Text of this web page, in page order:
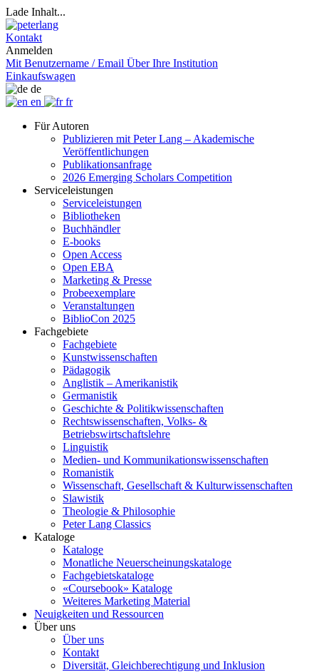
Lade Inhalt...
Kontakt
Anmelden
Mit Benutzername / Email Über Ihre Institution
Einkaufswagen
de
en
fr
Für Autoren
Publizieren mit Peter Lang – Akademische
Veröffentlichungen
Publikationsanfrage
2026 Emerging Scholars Competition
Serviceleistungen
Serviceleistungen
Bibliotheken
Buchhändler
E-books
Open Access
Open EBA
Marketing & Presse
Probeexemplare
Veranstaltungen
BiblioCon 2025
Fachgebiete
Fachgebiete
Kunstwissenschaften
Pädagogik
Anglistik – Amerikanistik
Germanistik
Geschichte & Politikwissenschaften
Rechtswissenschaften, Volks- &
Betriebswirtschaftslehre
Linguistik
Medien- und Kommunikationswissenschaften
Romanistik
Wissenschaft, Gesellschaft & Kulturwissenschaften
Slawistik
Theologie & Philosophie
Peter Lang Classics
Kataloge
Kataloge
Monatliche Neuerscheinungskataloge
Fachgebietskataloge
«Coursebook» Kataloge
Weiteres Marketing Material
Neuigkeiten und Ressourcen
Über uns
Über uns
Kontakt
Diversität, Gleichberechtigung und Inklusion